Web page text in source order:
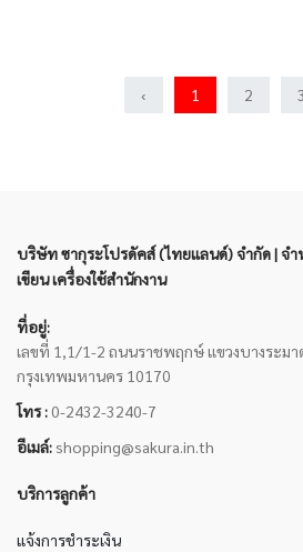
‹ 1 2 3
บริษัท ซากุระโปรดัคส์ (ไทยแลนด์) จำกัด | จ
เขียน เครื่องใช้สำนักงาน
ที่อยู่:
เลขที่ 1,1/1-2 ถนนราชพฤกษ์ แขวงบางระมา
กรุงเทพมหานคร 10170
โทร : 0-2432-3240-7
อีเมล์: shopping@sakura.in.th
บริการลูกค้า
แจ้งการชำระเงิน